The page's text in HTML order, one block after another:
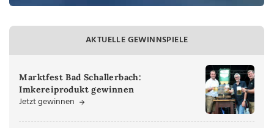
AKTUELLE GEWINNSPIELE
Marktfest Bad Schallerbach:
Imkereiprodukt gewinnen
Jetzt gewinnen